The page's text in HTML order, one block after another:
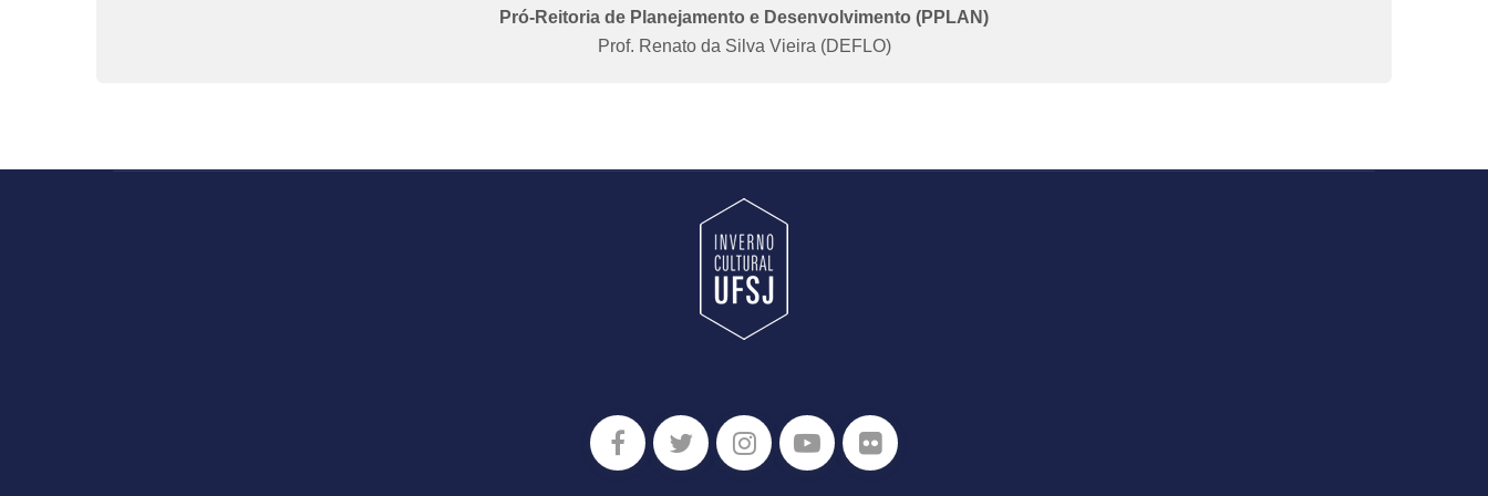
Pró-Reitoria de Planejamento e Desenvolvimento (PPLAN)
Prof. Renato da Silva Vieira (DEFLO)